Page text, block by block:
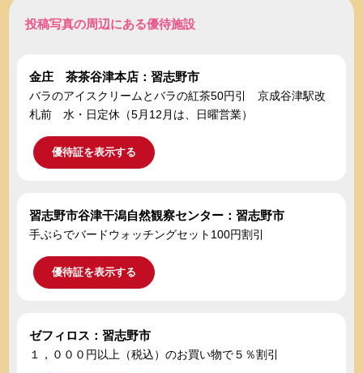
投稿写真の周辺にある優待施設
金庄 茶茶谷津本店：習志野市
バラのアイスクリームとバラの紅茶50円引 京成谷津駅改
札前 水・日定休（5月12月は、日曜営業）
優待証を表示する
習志野市谷津干潟自然観察センター：習志野市
手ぶらでバードウォッチングセット100円割引
優待証を表示する
ゼフィロス：習志野市
１，０００円以上（税込）のお買い物で５％割引